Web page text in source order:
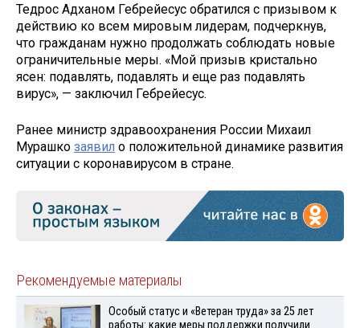
Тедрос Адханом Гебрейесус обратился с призывом к
действию ко всем мировым лидерам, подчеркнув,
что гражданам нужно продолжать соблюдать новые
ограничительные меры. «Мой призыв кристально
ясен: подавлять, подавлять и еще раз подавлять
вирус», — заключил Гебрейесус.
Ранее министр здравоохранения России Михаил
Мурашко заявил о положительной динамике развития
ситуации с коронавирусом в стране.
Рекомендуемые материалы
Особый статус и «Ветеран труда» за 25 лет
работы: какие меры поддержки получили